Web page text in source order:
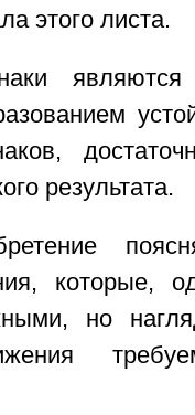
этого листа.
результата.
которые,
но